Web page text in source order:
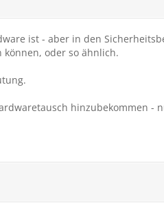
ist - aber in den
oder so ähnlich.
hinzubekommen -